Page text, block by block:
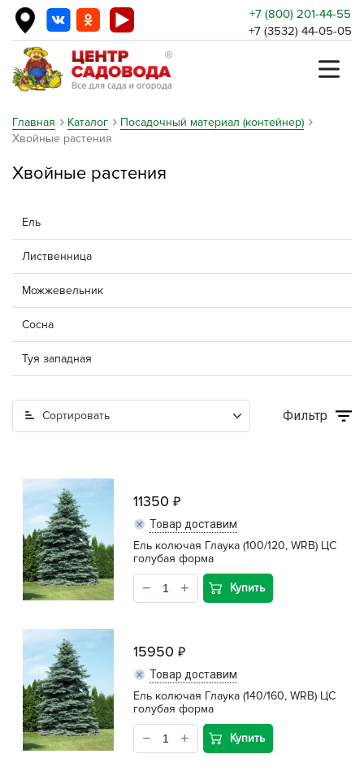
+7 (800) 201-44-55
+7 (3532) 44-05-05
Главная Каталог
Посадочный материал (контейнер)
Хвойные растения
Хвойные растения
Ель
Лиственница
Можжевельник
Сосна
Туя западная
Сортировать Фильтр
11350
Товар доставим
Ель колючая Глаука (100/120, WRB) ЦС
голубая форма
Купить
15950
Товар доставим
Ель колючая Глаука (140/160, WRB) ЦС
голубая форма
Купить